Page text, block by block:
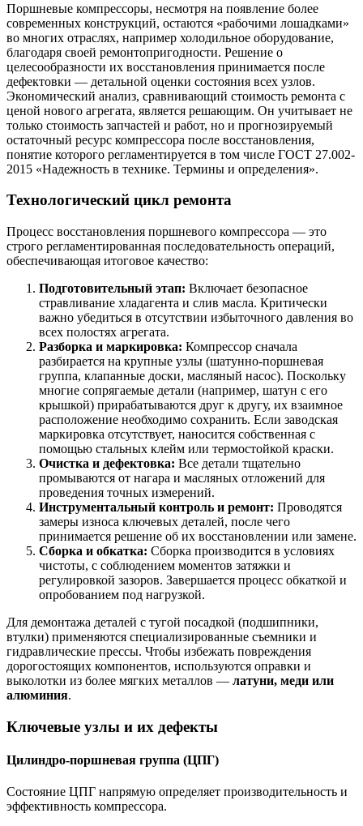
Поршневые компрессоры, несмотря на появление более
современных конструкций, остаются «рабочими лошадками»
во многих отраслях, например холодильное оборудование,
благодаря своей ремонтопригодности. Решение о
целесообразности их восстановления принимается после
дефектовки — детальной оценки состояния всех узлов.
Экономический анализ, сравнивающий стоимость ремонта с
ценой нового агрегата, является решающим. Он учитывает не
только стоимость запчастей и работ, но и прогнозируемый
остаточный ресурс компрессора после восстановления,
понятие которого регламентируется в том числе ГОСТ 27.002-
2015 «Надежность в технике. Термины и определения».
Технологический цикл ремонта
Процесс восстановления поршневого компрессора — это
строго регламентированная последовательность операций,
обеспечивающая итоговое качество:
Подготовительный этап: Включает безопасное
стравливание хладагента и слив масла. Критически
важно убедиться в отсутствии избыточного давления во
всех полостях агрегата.
Разборка и маркировка: Компрессор сначала
разбирается на крупные узлы (шатунно-поршневая
группа, клапанные доски, масляный насос). Поскольку
многие сопрягаемые детали (например, шатун с его
крышкой) прирабатываются друг к другу, их взаимное
расположение необходимо сохранить. Если заводская
маркировка отсутствует, наносится собственная с
помощью стальных клейм или термостойкой краски.
Очистка и дефектовка: Все детали тщательно
промываются от нагара и масляных отложений для
проведения точных измерений.
Инструментальный контроль и ремонт: Проводятся
замеры износа ключевых деталей, после чего
принимается решение об их восстановлении или замене.
Сборка и обкатка: Сборка производится в условиях
чистоты, с соблюдением моментов затяжки и
регулировкой зазоров. Завершается процесс обкаткой и
опробованием под нагрузкой.
Для демонтажа деталей с тугой посадкой (подшипники,
втулки) применяются специализированные съемники и
гидравлические прессы. Чтобы избежать повреждения
дорогостоящих компонентов, используются оправки и
выколотки из более мягких металлов — латуни, меди или
алюминия.
Ключевые узлы и их дефекты
Цилиндро-поршневая группа (ЦПГ)
Состояние ЦПГ напрямую определяет производительность и
эффективность компрессора.